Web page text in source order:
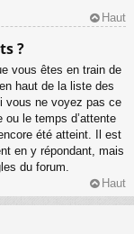
Haut
?
vous êtes en train de
haut de la liste des
vous ne voyez pas ce
le temps d’attente
été atteint. Il est
en y répondant, mais
du forum.
Haut